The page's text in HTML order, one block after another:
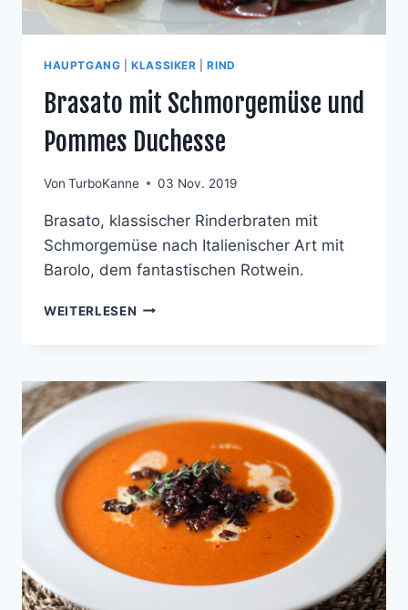
HAUPTGANG |KLASSIKER |RIND
Brasato mit Schmorgemüse und
Pommes Duchesse
Von TurboKanne 03 Nov. 2019
Brasato, klassischer Rinderbraten mit
Schmorgemüse nach Italienischer Art mit
Barolo, dem fantastischen Rotwein.
WEITERLESEN BRASATO
POMMES